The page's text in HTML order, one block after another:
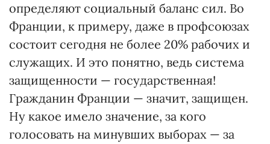
определяют социальный баланс сил. Во
Франции, к примеру, даже в профсоюзах
состоит сегодня не более 20% рабочих и
служащих. И это понятно, ведь система
защищенности — государственная!
Гражданин Франции — значит, защищен.
Ну какое имело значение, за кого
голосовать на минувших выборах — за